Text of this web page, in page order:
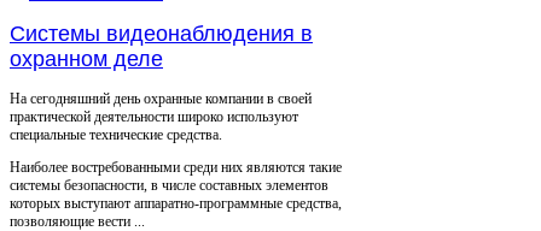
Системы видеонаблюдения в
охранном деле
На сегодняшний день охранные компании в своей
практической деятельности широко используют
специальные технические средства.
Наиболее востребованными среди них являются такие
системы безопасности, в числе составных элементов
которых выступают аппаратно-программные средства,
позволяющие вести ...